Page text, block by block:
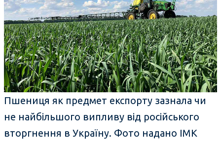
Пшениця як предмет експорту зазнала чи
не найбільшого випливу від російського
вторгнення в Україну. Фото надано ІМК